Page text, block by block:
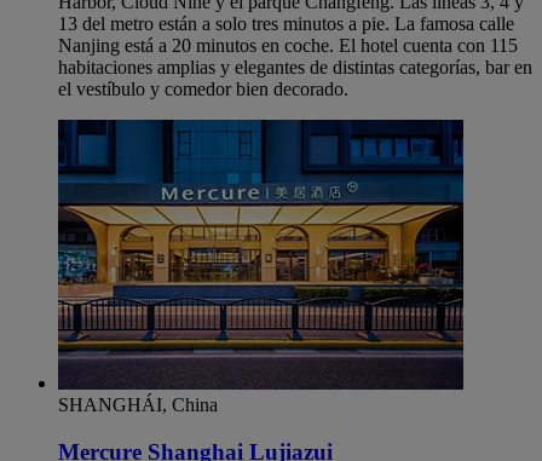
13 del metro están a solo tres minutos a pie. La famosa calle
Nanjing está a 20 minutos en coche. El hotel cuenta con 115
habitaciones amplias y elegantes de distintas categorías, bar en
el vestíbulo y comedor bien decorado.
SHANGHÁI, China
Mercure Shanghai Lujiazui